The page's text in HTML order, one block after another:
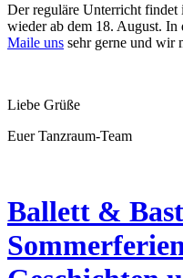
Der reguläre Unterricht findet
wieder ab dem 18. August. In
Maile uns sehr gerne und wir
Liebe Grüße
Euer Tanzraum-Team
Ballett &